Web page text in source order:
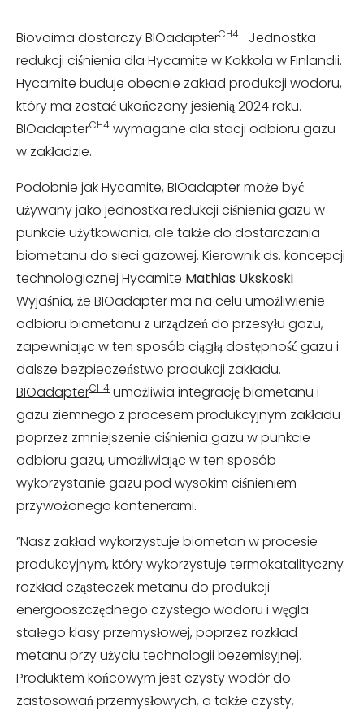
Biovoima dostarczy BIOadapterCH4 -Jednostka
redukcji ciśnienia dla Hycamite w Kokkola w Finlandii.
Hycamite buduje obecnie zakład produkcji wodoru,
który ma zostać ukończony jesienią 2024 roku.
BIOadapterCH4 wymagane dla stacji odbioru gazu
w zakładzie.
Podobnie jak Hycamite, BIOadapter może być
używany jako jednostka redukcji ciśnienia gazu w
punkcie użytkowania, ale także do dostarczania
biometanu do sieci gazowej. Kierownik ds. koncepcji
technologicznej Hycamite Mathias Ukskoski
Wyjaśnia, że BIOadapter ma na celu umożliwienie
odbioru biometanu z urządzeń do przesyłu gazu,
zapewniając w ten sposób ciągłą dostępność gazu i
dalsze bezpieczeństwo produkcji zakładu.
BIOadapterCH4 umożliwia integrację biometanu i
gazu ziemnego z procesem produkcyjnym zakładu
poprzez zmniejszenie ciśnienia gazu w punkcie
odbioru gazu, umożliwiając w ten sposób
wykorzystanie gazu pod wysokim ciśnieniem
przywożonego kontenerami.
”Nasz zakład wykorzystuje biometan w procesie
produkcyjnym, który wykorzystuje termokatalityczny
rozkład cząsteczek metanu do produkcji
energooszczędnego czystego wodoru i węgla
stałego klasy przemysłowej, poprzez rozkład
metanu przy użyciu technologii bezemisyjnej.
Produktem końcowym jest czysty wodór do
zastosowań przemysłowych, a także czysty,